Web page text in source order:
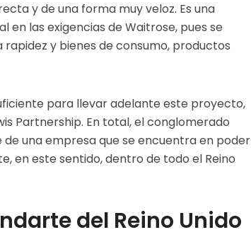
y de una forma muy veloz. Es una
las exigencias de Waitrose, pues se
y bienes de consumo, productos
para llevar adelante este proyecto,
Partnership. En total, el conglomerado
una empresa que se encuentra en poder
en este sentido, dentro de todo el Reino
del Reino Unido